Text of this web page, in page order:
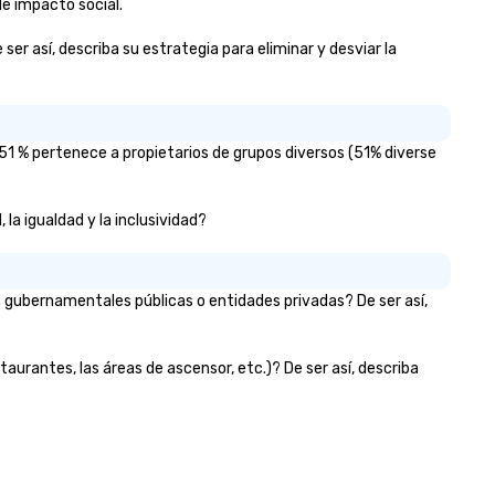
impacto social.
así, describa su estrategia para eliminar y desviar la
% pertenece a propietarios de grupos diversos (51% diverse
igualdad y la inclusividad?
públicas o entidades privadas? De ser así,
las áreas de ascensor, etc.)? De ser así, describa